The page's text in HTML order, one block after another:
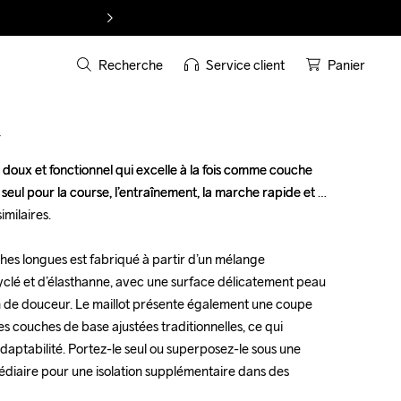
Recherche Service client Panier
et fonctionnel qui excelle à la fois comme couche
pour la course, l’entraînement, la marche rapide et
longues est fabriqué à partir d’un mélange
et d’élasthanne, avec une surface délicatement peau
douceur. Le maillot présente également une coupe
couches de base ajustées traditionnelles, ce qui
Portez-le seul ou superposez-le sous une
pour une isolation supplémentaire dans des
et fonctionnel qui excelle à la fois comme couche
pour la course, l’entraînement, la marche rapide et
longues est fabriqué à partir d’un mélange
et d’élasthanne, avec une surface délicatement peau
douceur. Le maillot présente également une coupe
couches de base ajustées traditionnelles, ce qui
Portez-le seul ou superposez-le sous une
pour une isolation supplémentaire dans des